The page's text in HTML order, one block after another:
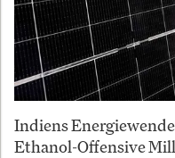
Indiens
Ethanol-Offensive